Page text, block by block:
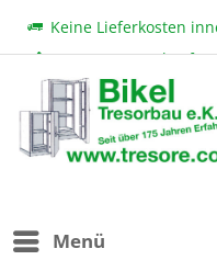
Keine Lieferkosten
Beratung & Verkauf:
bikel@tresore.com
Günstige Preise
Menü